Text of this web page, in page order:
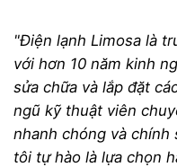
"Điện lạnh Limosa là
với hơn 10 năm kinh
sửa chữa và lắp đặt
ngũ kỹ thuật viên
nhanh chóng và chính
tôi tự hào là lựa chọn